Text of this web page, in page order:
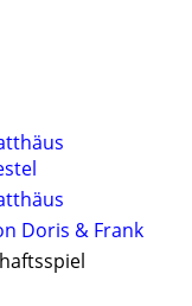
Doris & Frank